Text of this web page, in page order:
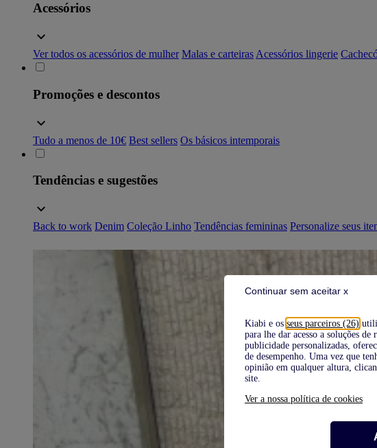
Kiabi e os seus parceiros (26)
para lhe dar acesso a soluções
publicidade personalizadas,
de desempenho. Uma vez que
opinião em qualquer altura,
site.
Ver a nossa política de cookies
Continuar sem aceitar x
Acessórios
Ver todos os acessórios de mulher Malas e carteiras Acessórios lingerie
Promoções e descontos
Tudo a menos de 10€ Best sellers Os básicos intemporais
Tendências e sugestões
Back to work Denim Coleção Linho Tendências femininas Personalize seus